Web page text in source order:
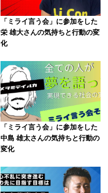
「ミライ言う会」に参加をした
栄 雄大さんの気持ちと行動の変
化
「ミライ言う会」に参加をした
中島 雄太さんの気持ちと行動の
変化